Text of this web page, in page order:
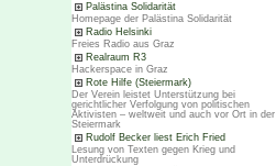
Palästina Solidarität
Homepage der Palästina Solidarität
Radio Helsinki
Freies Radio aus Graz
Realraum R3
Hackerspace in Graz
Rote Hilfe (Steiermark)
Der Verein leistet Unterstützung bei
gerichtlicher Verfolgung von politischen
Aktivisten – weltweit und auch vor Ort in der
Steiermark
Rudolf Becker liest Erich Fried
Lesung von Texten gegen Krieg und
Unterdrückung